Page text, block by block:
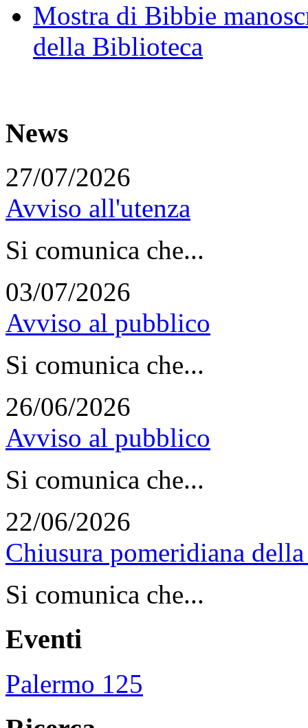
Mostra di Bibbie
della Biblioteca
News
27/07/2026
Avviso all'utenza
Si comunica che...
03/07/2026
Avviso al pubblico
Si comunica che...
26/06/2026
Avviso al pubblico
Si comunica che...
22/06/2026
Chiusura pomeridiana
Si comunica che...
Eventi
Palermo 125